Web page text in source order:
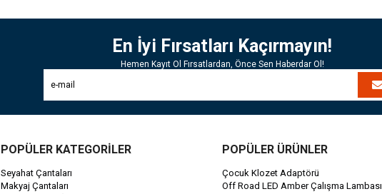
En İyi Fırsatları Kaçırmayın!
Hemen Kayıt Ol Fırsatlardan, Önce Sen Haberdar Ol!
POPÜLER KATEGORİLER
Seyahat Çantaları
Makyaj Çantaları
POPÜLER ÜRÜNLER
Çocuk Klozet Adaptörü
Off Road LED Amber Çalışma Lambası